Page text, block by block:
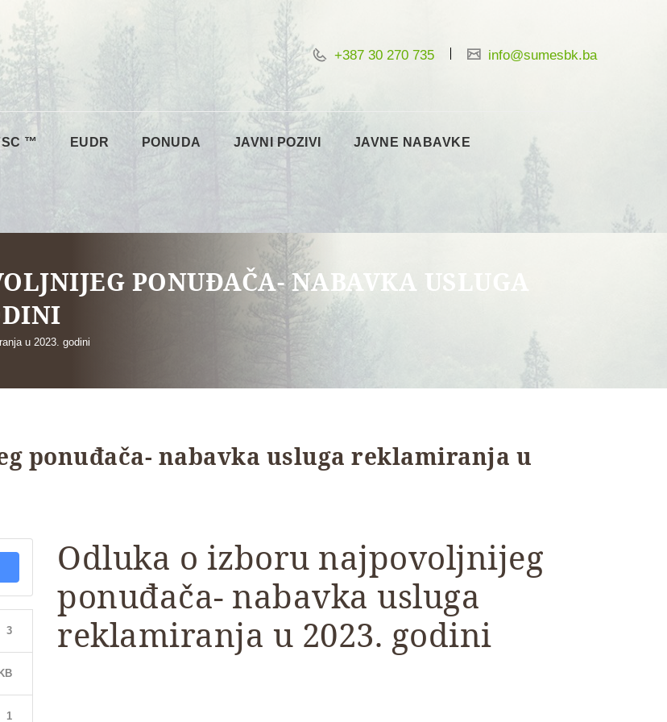
+387 30 270 735 info@sumesbk.ba
™ EUDR PONUDA JAVNI POZIVI JAVNE NABAVKE
PONUĐAČA- NABAVKA USLUGA
u 2023. godini
ponuđača- nabavka usluga reklamiranja u
3
1
Odluka o izboru najpovoljnijeg
ponuđača- nabavka usluga
reklamiranja u 2023. godini